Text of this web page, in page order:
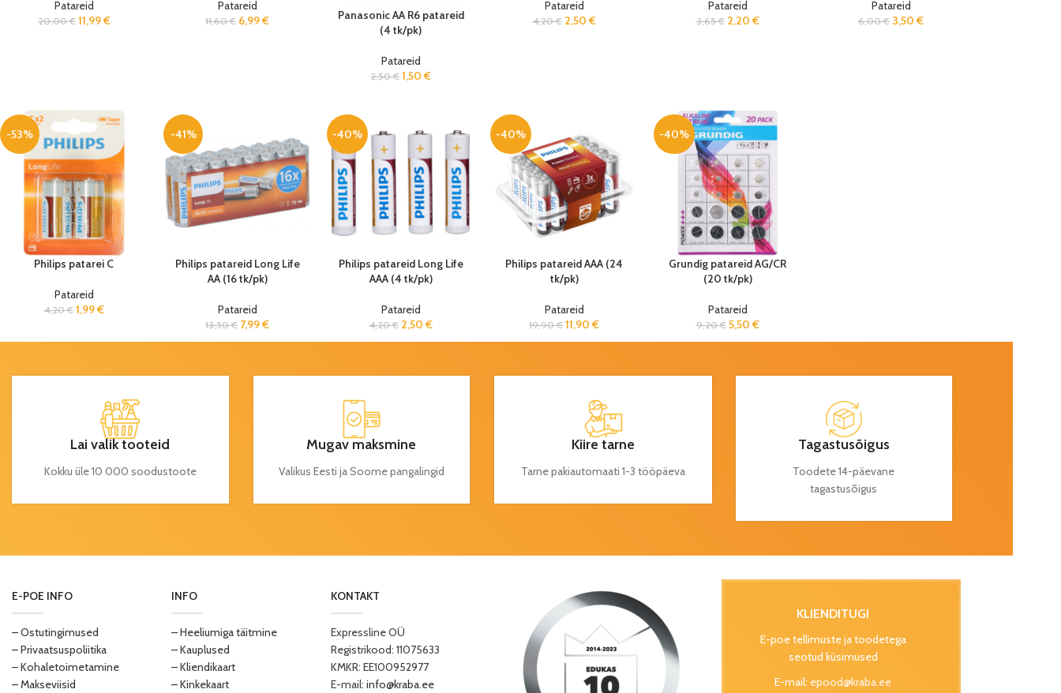
Patareid
20,00€ 11,99€
Patareid
11,60€ 6,99€
Panasonic AA R6 patareid
(4 tk/pk)
Patareid
2,50€ 1,50 €
Patareid
4,20€ 2,50 €
Patareid
3,65€ 2,20 €
Patareid
6,00€ 3,50 €
-53%
Philips patarei C
Patareid
4,20€ 1,99€
-41%
Philips patareid Long Life
AA (16 tk/pk)
Patareid
13,50€ 7,99€
-40%
Philips patareid Long Life
AAA (4 tk/pk)
Patareid
4,20€ 2,50 €
-40%
Philips patareid AAA (24
tk/pk)
Patareid
19,90€ 11,90 €
-40%
Grundig patareid AG/CR
(20 tk/pk)
Patareid
9,20€ 5,50 €
Lai valik tooteid
Kokku üle 10 000 soodustoote
Mugav maksmine
Valikus Eesti ja Soome pangalingid
Kiire tarne
Tarne pakiautomaati 1-3 tööpäeva
Tagastusõigus
Toodete 14-päevane
tagastusõigus
E-POE INFO
– Ostutingimused
– Privaatsuspoliitika
– Kohaletoimetamine
– Makseviisid
INFO
– Heeliumiga täitmine
– Kauplused
– Kliendikaart
– Kinkekaart
KONTAKT
Expressline OÜ
Registrikood: 11075633
KMKR: EE100952977
E-mail: info@kraba.ee
KLIENDITUGI
E-poe tellimuste ja toodetega
seotud küsimused
E-mail: epood@kraba.ee